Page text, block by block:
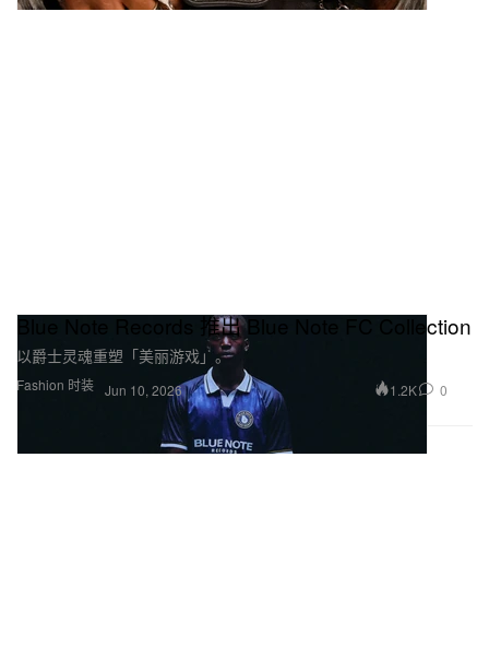
Fashion 时装
Blue Note Records 推出 Blue Note FC Collection
以爵士灵魂重塑「美丽游戏」。
Jun 10, 2026 1.2K 0